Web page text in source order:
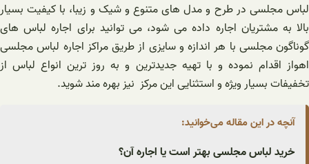
لباس مجلسی در طرح و مدل های متنوع و شیک و زیبا، با کیفیت بسیار
بالا به مشتریان اجاره داده می شود، می توانید برای اجاره لباس های
گوناگون مجلسی با هر اندازه و سایزی از طریق مراکز اجاره لباس مجلسی
اهواز اقدام نموده و با تهیه جدیدترین و به روز ترین انواع لباس از
تخفیفات بسیار ویژه و استثنایی این مرکز نیز بهره مند شوید.
آنچه در این مقاله می‌خوانید:
خرید لباس مجلسی بهتر است یا اجاره آن؟